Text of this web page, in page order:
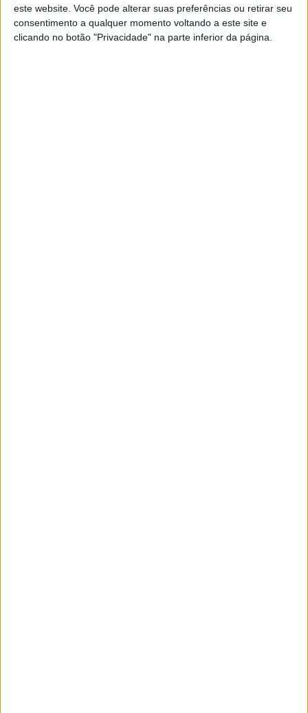
este website. Você pode alterar suas preferências ou retirar seu
consentimento a qualquer momento voltando a este site e
clicando no botão "Privacidade" na parte inferior da página.